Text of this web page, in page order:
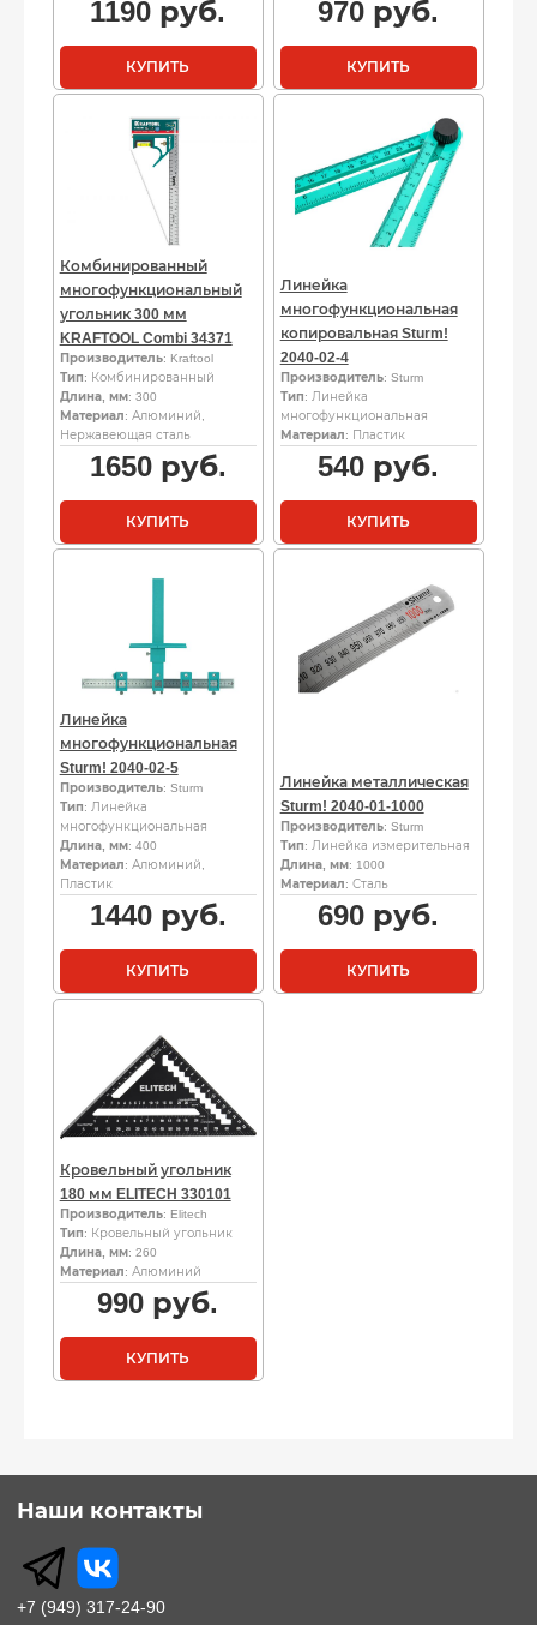
1190 руб.
КУПИТЬ
970 руб.
КУПИТЬ
Комбинированный
многофункциональный
угольник 300 мм
KRAFTOOL Combi 34371
Производитель: Kraftool
Тип: Комбинированный
Длина, мм: 300
Материал: Алюминий,
Нержавеющая сталь
1650руб.
КУПИТЬ
Линейка
многофункциональная
копировальная Sturm!
2040-02-4
Производитель: Sturm
Тип: Линейка
многофункциональная
Материал: Пластик
540 руб.
КУПИТЬ
Линейка
многофункциональная
Sturm! 2040-02-5
Производитель: Sturm
Тип: Линейка
многофункциональная
Длина, мм: 400
Материал: Алюминий,
Пластик
1440руб.
КУПИТЬ
Линейка металлическая
Sturm! 2040-01-1000
Производитель: Sturm
Тип: Линейка измерительная
Длина, мм: 1000
Материал: Сталь
690 руб.
КУПИТЬ
Кровельный угольник
180 мм ELITECH 330101
Производитель: Elitech
Тип: Кровельный угольник
Длина, мм: 260
Материал: Алюминий
990 руб.
КУПИТЬ
Наши контакты
+7 (949) 317-24-90